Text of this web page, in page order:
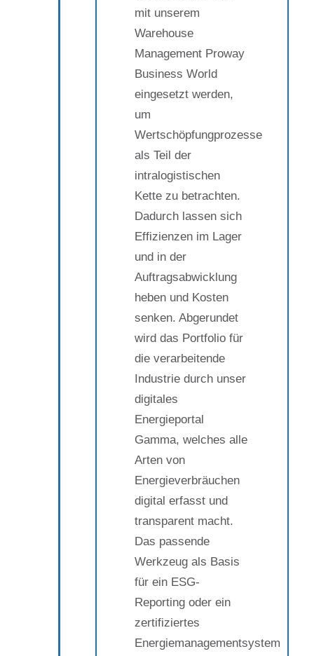
mit unserem
Warehouse
Management Proway
Business World
eingesetzt werden,
um
Wertschöpfungprozesse
als Teil der
intralogistischen
Kette zu betrachten.
Dadurch lassen sich
Effizienzen im Lager
und in der
Auftragsabwicklung
heben und Kosten
senken. Abgerundet
wird das Portfolio für
die verarbeitende
Industrie durch unser
digitales
Energieportal
Gamma, welches alle
Arten von
Energieverbräuchen
digital erfasst und
transparent macht.
Das passende
Werkzeug als Basis
für ein ESG-
Reporting oder ein
zertifiziertes
Energiemanagementsystem